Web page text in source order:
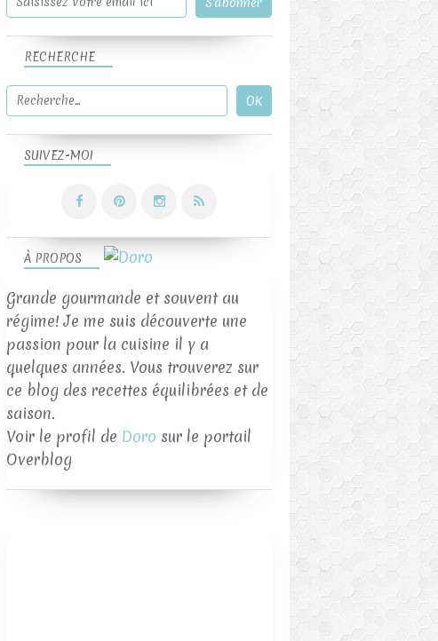
SUIVEZ-MOI
RECHERCHE
À PROPOS
Grande gourmande et souvent au
régime! Je me suis découverte une
passion pour la cuisine il y a
quelques années. Vous trouverez sur
ce blog des recettes équilibrées et de
saison.
Voir le profil de Doro sur le portail
Overblog